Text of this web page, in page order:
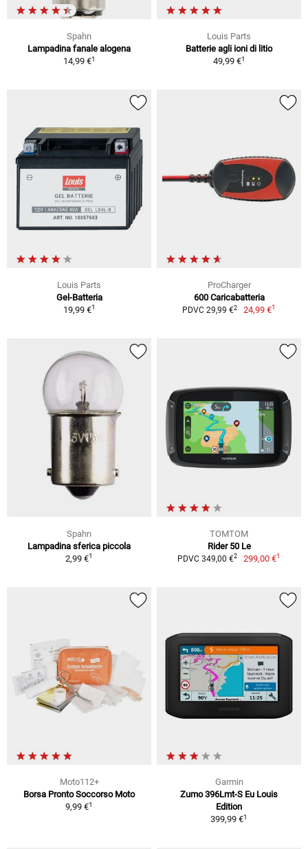
Spahn
Lampadina fanale alogena
14,99 €1
Louis Parts
Batterie agli ioni di litio
49,99 €1
Louis Parts
Gel-Batteria
19,99 €1
ProCharger
600 Caricabatteria
PDVC 29,99 €2 24,99 €1
Spahn
Lampadina sferica piccola
2,99 €1
TOMTOM
Rider 50 Le
PDVC 349,00 €2 299,00 €1
Moto112+
Borsa Pronto Soccorso Moto
9,99 €1
Garmin
Zumo 396Lmt-S Eu Louis
Edition
399,99 €1